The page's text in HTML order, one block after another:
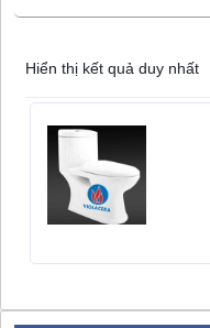
Hiển thị kết quả duy nhất